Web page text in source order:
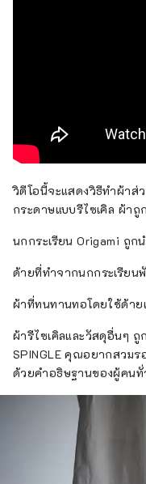
วิดีโอนี้จะแสดงวิธีทำผ้าส่
กระดาษแบบรีไซเคิล ผ้า
นกกระเรียน Origami ถูก
ด้ายที่ทำจากนกกระเรียน
ผ้าที่ทนทานทอโดยใช้ด้าย
ผ้ารีไซเคิลและวัสดุอื่นๆ ถู
SPINGLE คุณอยากสวมร
ด้วยคำอธิษฐานของผู้คนทั่